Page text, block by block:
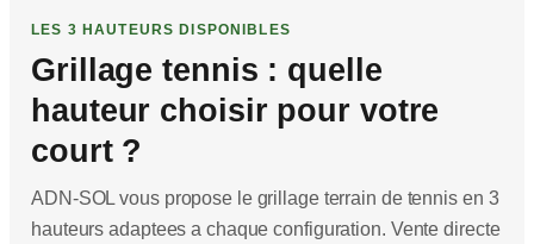
LES 3 HAUTEURS DISPONIBLES
Grillage tennis : quelle
hauteur choisir pour votre
court ?
ADN-SOL vous propose le grillage terrain de tennis en 3
hauteurs adaptees a chaque configuration. Vente directe